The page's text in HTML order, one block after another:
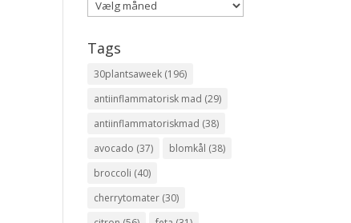
Tags
30plantsaweek (196)
antiinflammatorisk mad (29)
antiinflammatoriskmad (38)
avocado (37) blomkål (38)
broccoli (40)
cherrytomater (30)